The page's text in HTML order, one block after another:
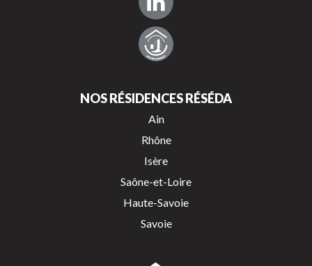
NOS RÉSIDENCES RÉSÉDA
Ain
Rhône
Isère
Saône-et-Loire
Haute-Savoie
Savoie